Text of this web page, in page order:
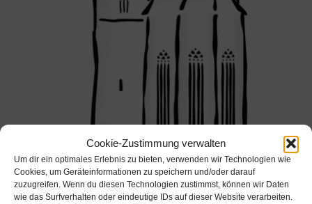
Cookie-Zustimmung verwalten
Um dir ein optimales Erlebnis zu bieten, verwenden wir Technologien wie
Cookies, um Geräteinformationen zu speichern und/oder darauf
zuzugreifen. Wenn du diesen Technologien zustimmst, können wir Daten
wie das Surfverhalten oder eindeutige IDs auf dieser Website verarbeiten.